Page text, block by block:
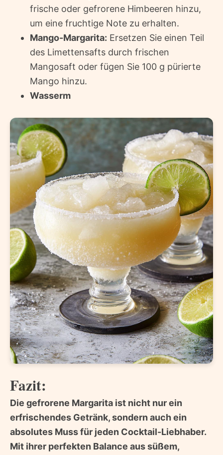
frische oder gefrorene Himbeeren hinzu,
um eine fruchtige Note zu erhalten.
Mango-Margarita: Ersetzen Sie einen Teil
des Limettensafts durch frischen
Mangosaft oder fügen Sie 100 g pürierte
Mango hinzu.
Wasserm
Fazit:
Die gefrorene Margarita ist nicht nur ein
erfrischendes Getränk, sondern auch ein
absolutes Muss für jeden Cocktail-Liebhaber.
Mit ihrer perfekten Balance aus süßem,